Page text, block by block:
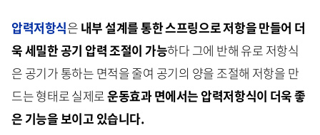
압력저항식은 내부 설계를 통한 스프링으로 저항을 만들어 더
욱 세밀한 공기 압력 조절이 가능하다 그에 반해 유로 저항식
은 공기가 통하는 면적을 줄여 공기의 양을 조절해 저항을 만
드는 형태로 실제로운동효과 면에서는 압력저항식이 더욱 좋
은 기능을 보이고 있습니다.